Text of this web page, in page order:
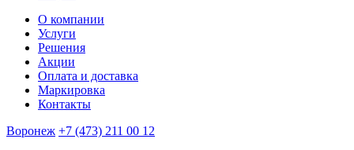
О компании
Услуги
Решения
Акции
Оплата и доставка
Маркировка
Контакты
Воронеж +7 (473) 211 00 12